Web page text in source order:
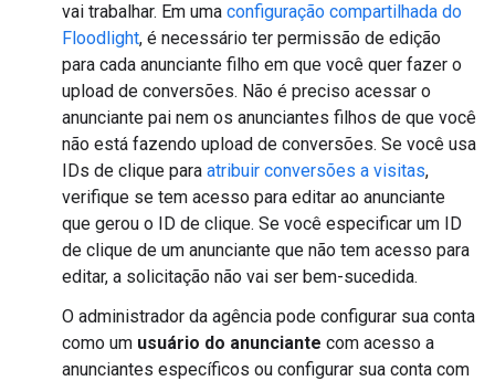
vai trabalhar. Em uma configuração compartilhada do
Floodlight, é necessário ter permissão de edição
para cada anunciante filho em que você quer fazer o
upload de conversões. Não é preciso acessar o
anunciante pai nem os anunciantes filhos de que você
não está fazendo upload de conversões. Se você usa
IDs de clique para atribuir conversões a visitas,
verifique se tem acesso para editar ao anunciante
que gerou o ID de clique. Se você especificar um ID
de clique de um anunciante que não tem acesso para
editar, a solicitação não vai ser bem-sucedida.
O administrador da agência pode configurar sua conta
como um usuário do anunciante com acesso a
anunciantes específicos ou configurar sua conta com